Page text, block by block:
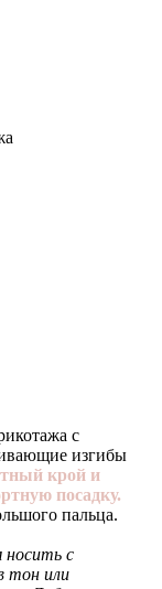
с
изгибы
крой и
посадку.
пальца.
носить с
тон или